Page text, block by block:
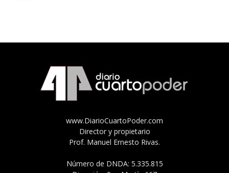
www.DiarioCuartoPoder.com
Director y propietario
Prof. Manuel Ernesto Rivas.
Número de DNDA: 5.335.815